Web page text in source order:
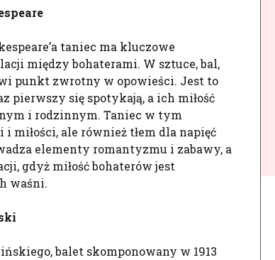
taniec ma kluczowe
między bohaterami. W sztuce, bal,
punkt zwrotny w opowieści. Jest to
pierwszy się spotykają, a ich miłość
i rodzinnym. Taniec w tym
miłości, ale również tłem dla napięć
elementy romantyzmu i zabawy, a
gdyż miłość bohaterów jest
waśni.
balet skomponowany w 1913